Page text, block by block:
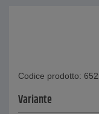
Codice prodotto:
Variante